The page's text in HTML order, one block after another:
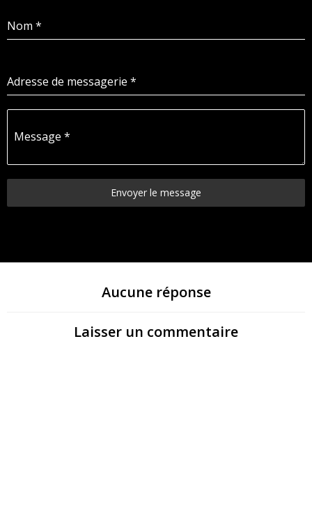
Nom *
Adresse de messagerie *
Message *
Envoyer le message
Aucune réponse
Laisser un commentaire